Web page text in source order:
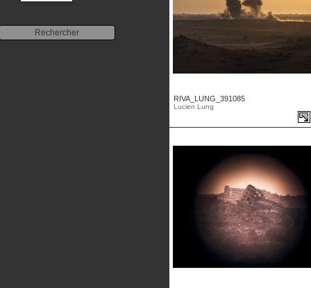
RIVA_LUNG_391085
Lucien Lung